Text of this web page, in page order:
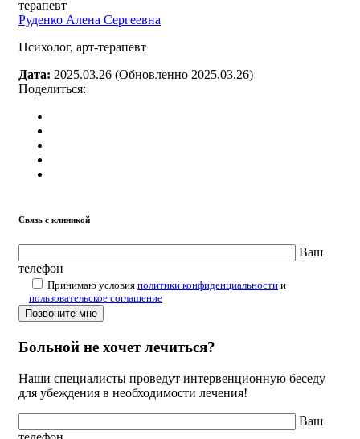
Руденко Алена Сергеевна
Психолог, арт-терапевт
Дата: 2025.03.26 (Обновленно 2025.03.26)
Поделиться:
Связь с клиникой
Ваш
телефон
Принимаю условия политики конфиденциальности и
пользовательское соглашение
Больной не хочет лечиться?
Наши специалисты проведут интервенционную беседу
для убеждения в необходимости лечения!
Ваш